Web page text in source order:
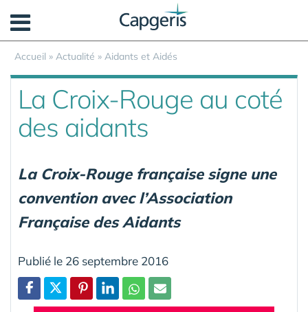
Accueil » Actualité » Aidants et Aidés
La Croix-Rouge au coté
des aidants
La Croix-Rouge française signe une
convention avec l’Association
Française des Aidants
Publié le 26 septembre 2016
Partager
Panneau de gestion des cookies